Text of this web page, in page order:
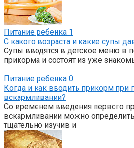
Питание ребенка 1
С какого возраста и какие супы
Супы вводятся в детское меню в
прикорма и состоят из уже
Питание ребенка 0
Когда и как вводить прикорм при
вскармливании?
Со временем введения первого
вскармливании можно
тщательно изучив и